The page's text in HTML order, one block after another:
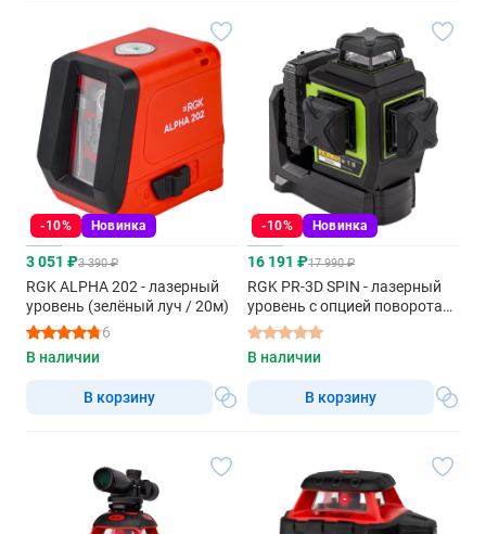
-10% Новинка
3 051 ₽3 390 ₽
RGK ALPHA 202 - лазерный
уровень (зелёный луч / 20м)
6
В наличии
В корзину
-10% Новинка
16 191 ₽17 990 ₽
RGK PR-3D SPIN - лазерный
уровень с опцией поворота
вертикального луча
В наличии
В корзину